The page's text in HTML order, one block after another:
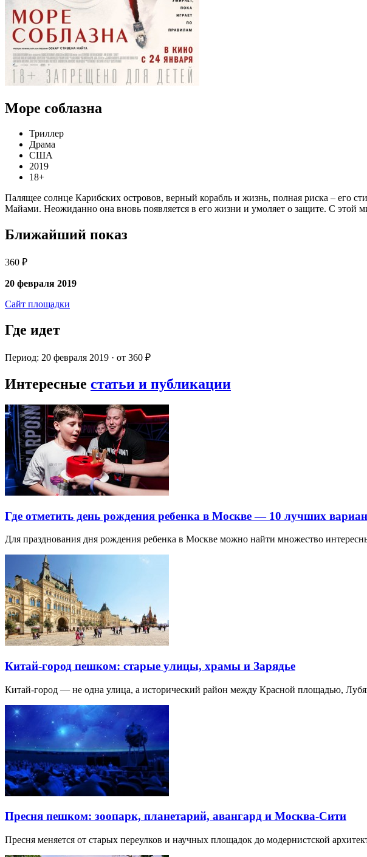
Море соблазна
Триллер
Драма
США
2019
18+
Палящее солнце Карибских островов, верный корабль и жизнь, полная риска – его
Майами. Неожиданно она вновь появляется в его жизни и умоляет о защите. С этой
Ближайший показ
360 ₽
20 февраля 2019
Сайт площадки
Где идет
Период: 20 февраля 2019 · от 360 ₽
Интересные статьи и публикации
Где отметить день рождения ребенка в Москве — 10 лучших
Для празднования дня рождения ребенка в Москве можно найти множество
Китай-город пешком: старые улицы, храмы и Зарядье
Китай-город — не одна улица, а исторический район между Красной площадью,
Пресня пешком: зоопарк, планетарий, авангард и Москва-Сити
Пресня меняется от старых переулков и научных площадок до модернистской